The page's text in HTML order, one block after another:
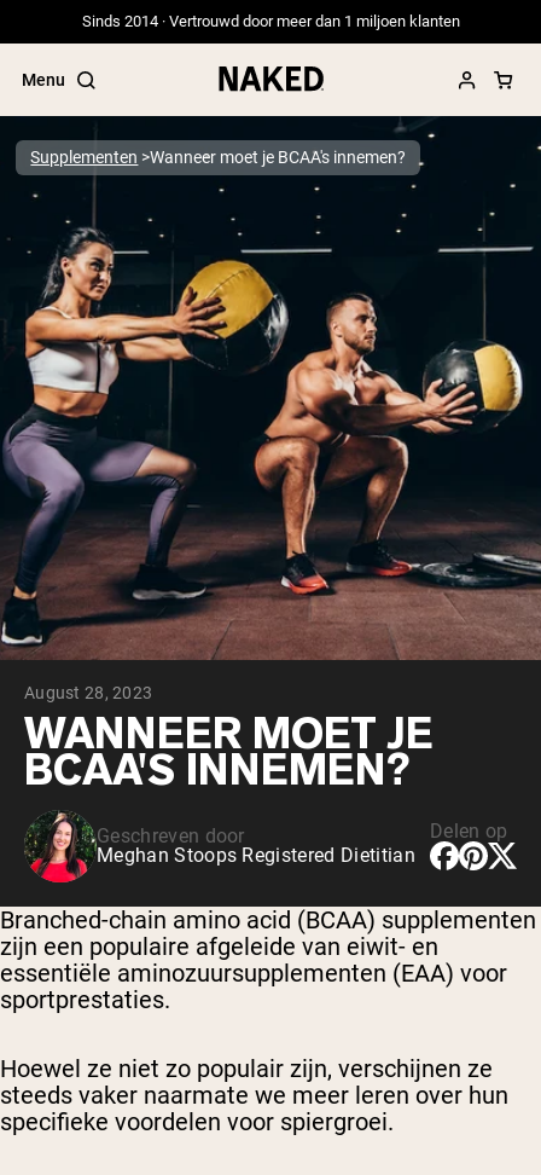
Sinds 2014 · Vertrouwd door meer dan 1 miljoen klanten
Menu
Populaire Zoektermen
”Protein Powder“
”Overnight Oats“
”Vegan protein“
”Collagen“
”Micellar Casein“
PROTEIN POWDERSBest Seller
Erwteneiwit
Grasgevoerd Wei Eiwit Poeder
Collageenpeptiden
Chocolade Grasgevoerde Wei
Vanille grasgevoerde wei
Weidegevoerde wei
Shop All Protein Powders
VEGAN PROTEIN
Erwteneiwit
Shop All Vegan Protein
Supplementen Wanneer moet je BCAA's innemen?
August 28, 2023
WANNEER MOET JE
BCAA'S INNEMEN?
Geschreven door
Meghan Stoops Registered Dietitian
Delen op
Branched-chain amino acid (BCAA) supplementen
zijn een populaire afgeleide van eiwit- en
essentiële aminozuursupplementen (EAA) voor
sportprestaties.
Hoewel ze niet zo populair zijn, verschijnen ze
steeds vaker naarmate we meer leren over hun
specifieke voordelen voor spiergroei.